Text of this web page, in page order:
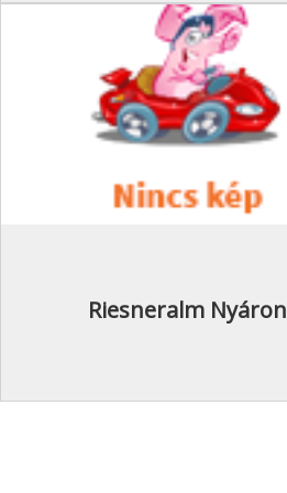
Riesneralm Nyáron